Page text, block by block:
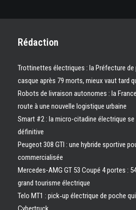
Rédaction
Trottinettes électriques : la Préfecture de
casque après 79 morts, mieux vaut tard
Robots de livraison autonomes : la
route à une nouvelle logistique urbaine
Smart #2 : la micro-citadine électrique
définitive
Peugeot 308 GTI : une hybride sportive
commercialisée
Mercedes-AMG GT 53 Coupé 4 portes :
grand tourisme électrique
Telo MT1 : pick‑up électrique de poche